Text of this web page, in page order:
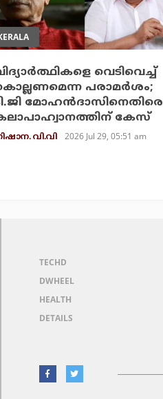
വെടിവെച്ച്
പരാമര്‍ശം;
മോഹന്‍ദാസിനെതിരെ
കേസ്
വി.വി 2026 Jul 29, 05:51 am
TECHD
DWHEEL
HEALTH
DETAILS